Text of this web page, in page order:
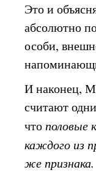
Это и
абсолютно
особи,
И наконец,
считают
чтополовые
каждого из
же признака.